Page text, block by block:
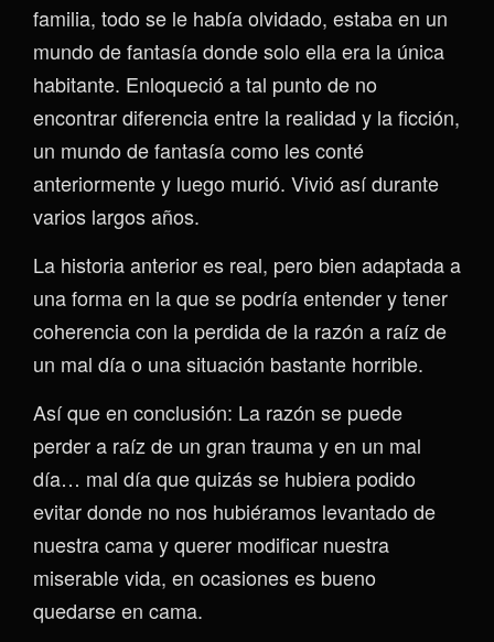
familia, todo se le había olvidado, estaba en un
mundo de fantasía donde solo ella era la única
habitante. Enloqueció a tal punto de no
encontrar diferencia entre la realidad y la ficción,
un mundo de fantasía como les conté
anteriormente y luego murió. Vivió así durante
varios largos años.
La historia anterior es real, pero bien adaptada a
una forma en la que se podría entender y tener
coherencia con la perdida de la razón a raíz de
un mal día o una situación bastante horrible.
Así que en conclusión: La razón se puede
perder a raíz de un gran trauma y en un mal
día… mal día que quizás se hubiera podido
evitar donde no nos hubiéramos levantado de
nuestra cama y querer modificar nuestra
miserable vida, en ocasiones es bueno
quedarse en cama.